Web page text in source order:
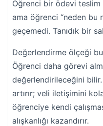
Öğrenci bir ödevi teslim
ama öğrenci “neden bu
geçemedi. Tanıdık bir
Değerlendirme ölçeği
Öğrenci daha görevi
değerlendirileceğini
artırır; veli iletişimini
öğrenciye kendi
alışkanlığı kazandırır.